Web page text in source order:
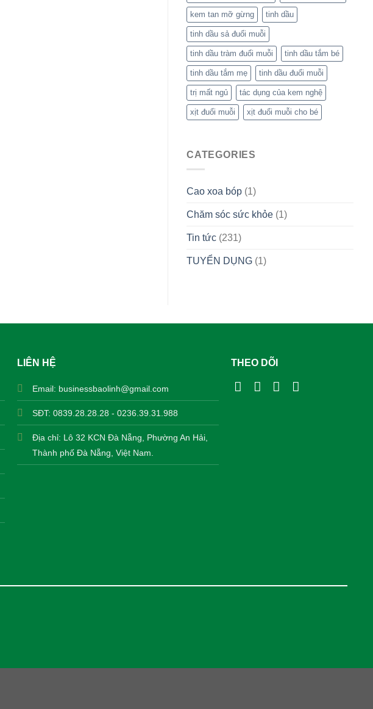
kem tan mỡ gừng tinh dầu
tinh dầu sả đuổi muỗi
tinh dầu tràm đuổi muỗi tinh dầu tắm bé
tinh dầu tắm mẹ tinh dầu đuổi muỗi
trị mất ngủ tác dụng của kem nghệ
xịt đuổi muỗi xịt đuổi muỗi cho bé
CATEGORIES
Cao xoa bóp (1)
Chăm sóc sức khỏe (1)
Tin tức (231)
TUYỂN DỤNG (1)
LIÊN HỆ
Email: businessbaolinh@gmail.com
SĐT: 0839.28.28.28 - 0236.39.31.988
Địa chỉ: Lô 32 KCN Đà Nẵng, Phường An Hải,
Thành phố Đà Nẵng, Việt Nam.
THEO DÕI